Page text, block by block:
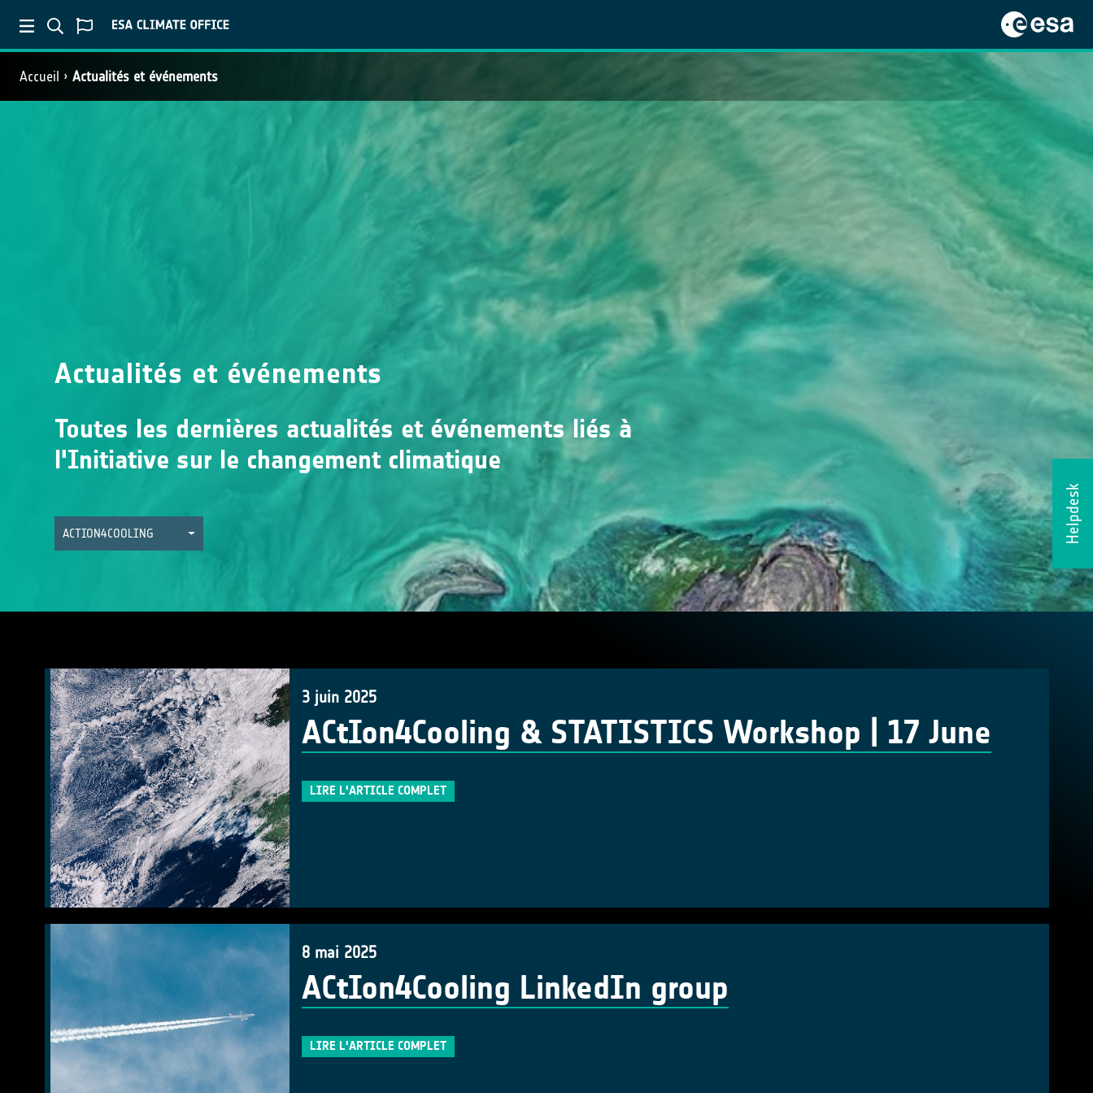
Accueil Actualités et événements
Helpdesk
Actualités et événements
Toutes les dernières actualités et événements liés à
l'Initiative sur le changement climatique
ACTION4COOLING
3 juin 2025
ACtIon4Cooling & STATISTICS Workshop | 17 June
LIRE L'ARTICLE COMPLET
8 mai 2025
ACtIon4Cooling LinkedIn group
LIRE L'ARTICLE COMPLET